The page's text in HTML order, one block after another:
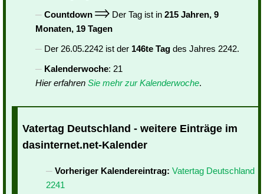
Countdown
Der Tag ist in 215 Jahren, 9
Monaten, 19 Tagen
Der 26.05.2242 ist der 146te Tag des Jahres 2242.
Kalenderwoche: 21
Hier erfahren Sie mehr zur Kalenderwoche.
Vatertag Deutschland - weitere Einträge im
dasinternet.net-Kalender
Vorheriger Kalendereintrag: Vatertag Deutschland
2241